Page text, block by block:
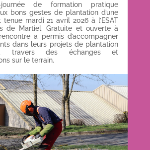
de formation pratique
bons gestes de plantation d’une
tenue mardi 21 avril 2026 à l’ESAT
de Martiel. Gratuite et ouverte à
a permis d’accompagner
dans leurs projets de plantation
travers des échanges et
sur le terrain.